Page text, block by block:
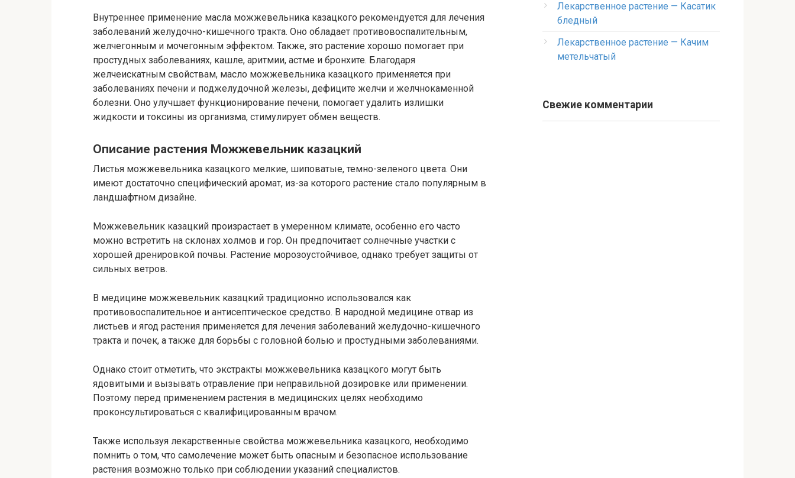
Внутреннее применение масла можжевельника казацкого рекомендуется для лечения
заболеваний желудочно-кишечного тракта. Оно обладает противовоспалительным,
желчегонным и мочегонным эффектом. Также, это растение хорошо помогает при
простудных заболеваниях, кашле, аритмии, астме и бронхите. Благодаря
желчеискатным свойствам, масло можжевельника казацкого применяется при
заболеваниях печени и поджелудочной железы, дефиците желчи и желчнокаменной
болезни. Оно улучшает функционирование печени, помогает удалить излишки
жидкости и токсины из организма, стимулирует обмен веществ.
Описание растения Можжевельник казацкий
Листья можжевельника казацкого мелкие, шиповатые, темно-зеленого цвета. Они
имеют достаточно специфический аромат, из-за которого растение стало популярным в
ландшафтном дизайне.
Можжевельник казацкий произрастает в умеренном климате, особенно его часто
можно встретить на склонах холмов и гор. Он предпочитает солнечные участки с
хорошей дренировкой почвы. Растение морозоустойчивое, однако требует защиты от
сильных ветров.
В медицине можжевельник казацкий традиционно использовался как
противовоспалительное и антисептическое средство. В народной медицине отвар из
листьев и ягод растения применяется для лечения заболеваний желудочно-кишечного
тракта и почек, а также для борьбы с головной болью и простудными заболеваниями.
Однако стоит отметить, что экстракты можжевельника казацкого могут быть
ядовитыми и вызывать отравление при неправильной дозировке или применении.
Поэтому перед применением растения в медицинских целях необходимо
проконсультироваться с квалифицированным врачом.
Также используя лекарственные свойства можжевельника казацкого, необходимо
помнить о том, что самолечение может быть опасным и безопасное использование
растения возможно только при соблюдении указаний специалистов.
Лекарственное растение — Касатик
бледный
Лекарственное растение — Качим
метельчатый
Свежие комментарии